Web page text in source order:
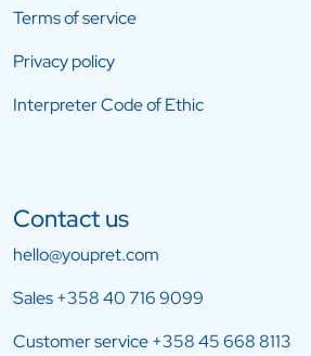
Terms of service
Privacy policy
Interpreter Code of Ethic
Contact us
hello@youpret.com
Sales+358 40 716 9099
Customer service+358 45 668 8113